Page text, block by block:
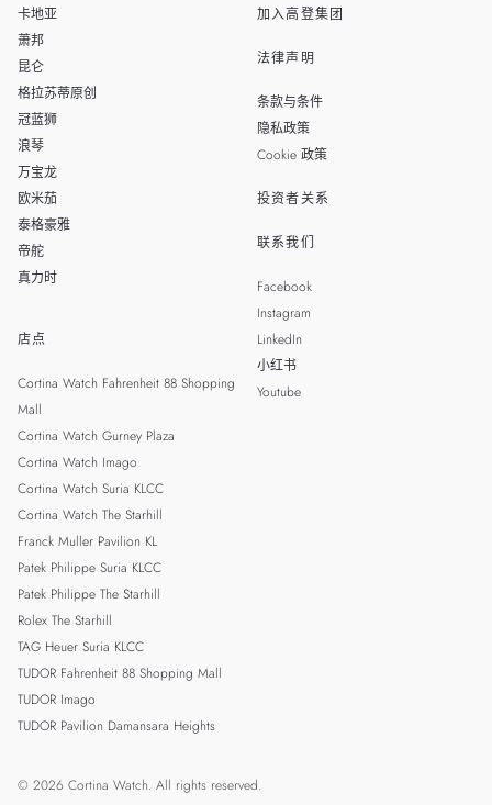
卡地亚
萧邦
昆仑
格拉苏蒂原创
冠蓝狮
浪琴
万宝龙
欧米茄
泰格豪雅
帝舵
真力时
店点
Cortina Watch Fahrenheit 88 Shopping
Mall
Cortina Watch Gurney Plaza
Cortina Watch Imago
Cortina Watch Suria KLCC
Cortina Watch The Starhill
Franck Muller Pavilion KL
Patek Philippe Suria KLCC
Patek Philippe The Starhill
Rolex The Starhill
TAG Heuer Suria KLCC
TUDOR Fahrenheit 88 Shopping Mall
TUDOR Imago
TUDOR Pavilion Damansara Heights
加入高登集团
法律声明
条款与条件
隐私政策
Cookie 政策
投资者关系
联系我们
Facebook
Instagram
LinkedIn
小红书
Youtube
© 2026 Cortina Watch. All rights reserved.